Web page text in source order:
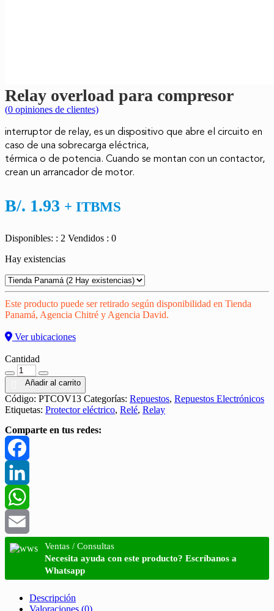
Relay overload para compresor
(0 opiniones de clientes)
interruptor de relay, es un dispositivo que abre el circuito en
caso de una sobrecarga eléctrica,
térmica o de potencia. Cuando se montan con un contactor,
crean un arrancador de motor.
B/. 1.93 + ITBMS
Disponibles: : 2 Vendidos : 0
Hay existencias
Este producto puede ser retirado según disponibilidad en Tienda
Panamá, Agencia Chitré y Agencia David.
Ver ubicaciones
Cantidad
Añadir al carrito
Código: PTCOV13 Categorías: Repuestos, Repuestos Electrónicos
Etiquetas: Protector eléctrico, Relé, Relay
Comparte en tus redes:
Facebook
LinkedIn
WhatsApp
Email
Ventas / Consultas
Necesita ayuda con este producto? Escríbanos a
Whatsapp
Descripción
Valoraciones (0)